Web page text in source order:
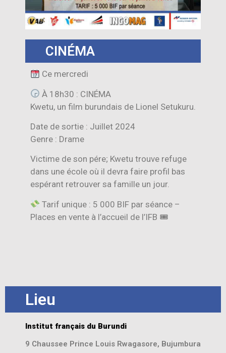
CINÉMA
Ce mercredi
À 18h30 : CINÉMA
Kwetu, un film burundais de Lionel Setukuru.
Date de sortie : Juillet 2024
Genre : Drame
Victime de son pére; Kwetu trouve refuge
dans une école où il devra faire profil bas
espérant retrouver sa famille un jour.
Tarif unique : 5 000 BIF par séance –
Places en vente à l’accueil de l’IFB 🎟
Lieu
Institut français du Burundi
9 Chaussee Prince Louis Rwagasore, Bujumbura